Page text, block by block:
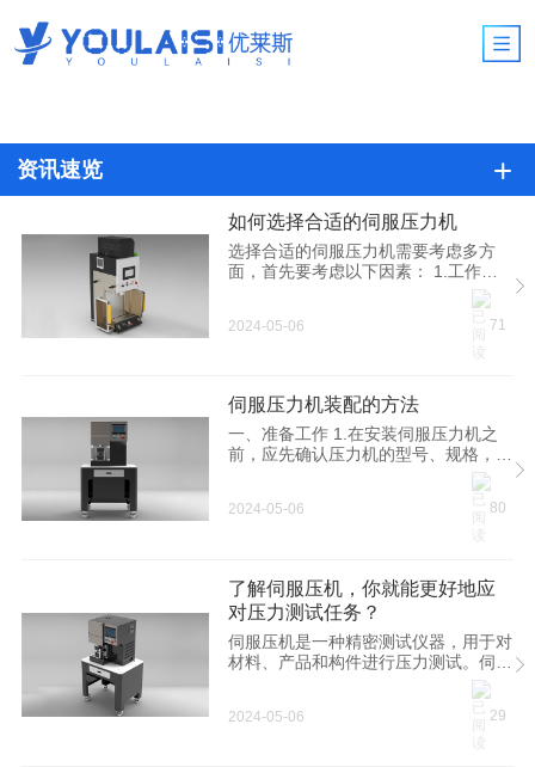
资讯速览
如何选择合适的伺服压力机
选择合适的伺服压力机需要考虑多方
面，首先要考虑以下因素： 1.工作环
境。 由于伺服压力机本身具有敏感的
控制系统，因此在使用之前首先应该考
虑当前的工作环境，以确定伺服压力机
等。 2.耐久性能考虑。伺服压力机的
耐久性能对其服务寿命有很大的影响，
所以选择伺服压力机时，要确保所选择
的型号具有很好的耐久性能，以确保其
正常使用。 3.安全性能考虑。一般情
况下，不同企业使用的伺服压力机具有
不同的安全要求，譬如有安全装置，有
2024-05-06 71
伺服压力机装配的方法
一、准备工作 1.在安装伺服压力机之
前，应先确认压力机的型号、规格，并
根据伺服压力机的要求准备配套的电
源。同时处理好加工的工件，在机台上
安装好定位，去除掉机台上的工具。
免影响伺服压力机的正常工作。 二、
安装步骤 1.安装压力机称重泡，把伺
服压力机放在称重泡上，并且它要能够
稳定放置，以便顺利安装。 2.安装好
泡泡后，安装电气部件，包括主机、可
调节器、按钮、开关等，仔细检查每一
部分的连接，确保它们连接的可靠性。
2024-05-06 80
了解伺服压机，你就能更好地应
对压力测试任务？
伺服压机是一种精密测试仪器，用于对
材料、产品和构件进行压力测试。伺服
压机通过精准测量压力，并实时调整承
载压力，从而确保测试结果的准确性和
稳定性。在各种科学研究、工程开发和
2024-05-06 29